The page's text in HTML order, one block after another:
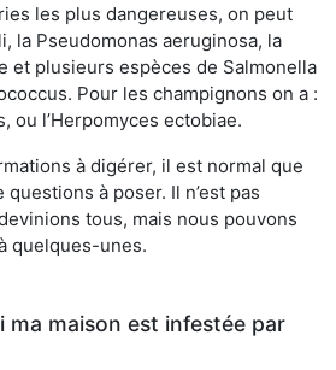
les plus dangereuses, on peut
la Pseudomonas aeruginosa, la
et plusieurs espèces de Salmonella
Pour les champignons on a :
ou l’Herpomyces ectobiae.
à digérer, il est normal que
à poser. Il n’est pas
tous, mais nous pouvons
quelques-unes.
ma maison est infestée par